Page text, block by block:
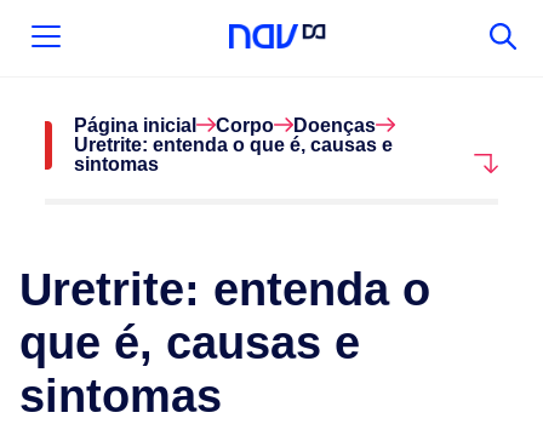
Página inicial Corpo
Doenças
Uretrite: entenda o que é, causas e
sintomas
Uretrite: entenda o
que é, causas e
sintomas